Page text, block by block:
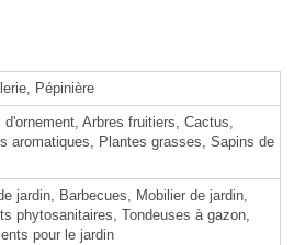
Pépinière
d'ornement, Arbres fruitiers, Cactus,
aromatiques, Plantes grasses, Sapins de
jardin, Barbecues, Mobilier de jardin,
phytosanitaires, Tondeuses à gazon,
pour le jardin